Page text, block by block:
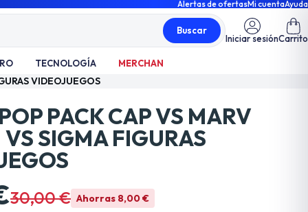
Alertas de ofertasMi cuentaAyuda
Buscar
Iniciar sesiónCarrito
TECNOLOGÍA MERCHAN
VIDEOJUEGOS
PACK CAP VS MARV
SIGMA FIGURAS
30,00 € Ahorras 8,00 €